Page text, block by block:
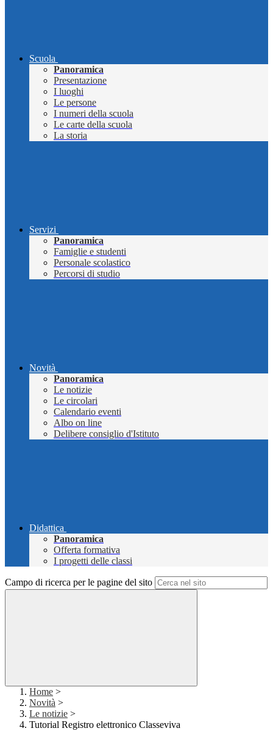
Scuola
Panoramica
Presentazione
I luoghi
Le persone
I numeri della scuola
Le carte della scuola
La storia
Servizi
Panoramica
Famiglie e studenti
Personale scolastico
Percorsi di studio
Novità
Panoramica
Le notizie
Le circolari
Calendario eventi
Albo on line
Delibere consiglio d'Istituto
Didattica
Panoramica
Offerta formativa
I progetti delle classi
Campo di ricerca per le pagine del sito
Home >
Novità >
Le notizie >
Tutorial Registro elettronico Classeviva